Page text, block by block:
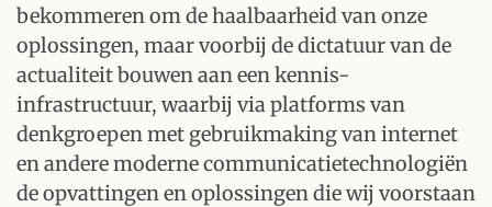
bekommeren om de haalbaarheid van onze
oplossingen, maar voorbij de dictatuur van de
actualiteit bouwen aan een kennis-
infrastructuur, waarbij via platforms van
denkgroepen met gebruikmaking van internet
en andere moderne communicatietechnologiën
de opvattingen en oplossingen die wij voorstaan